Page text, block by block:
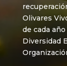
Olivares
de cada
Diversidad